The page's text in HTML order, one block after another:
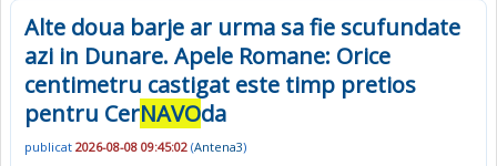
Alte doua barje ar urma sa fie scufundate
azi in Dunare. Apele Romane: Orice
centimetru castigat este timp pretios
pentru CerNAVOda
publicat 2026-08-08 09:45:02 (Antena3)